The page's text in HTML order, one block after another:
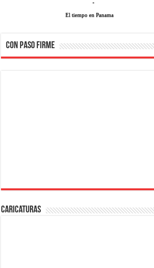
-
El tiempo en Panama
CON PASO FIRME
Caricaturas